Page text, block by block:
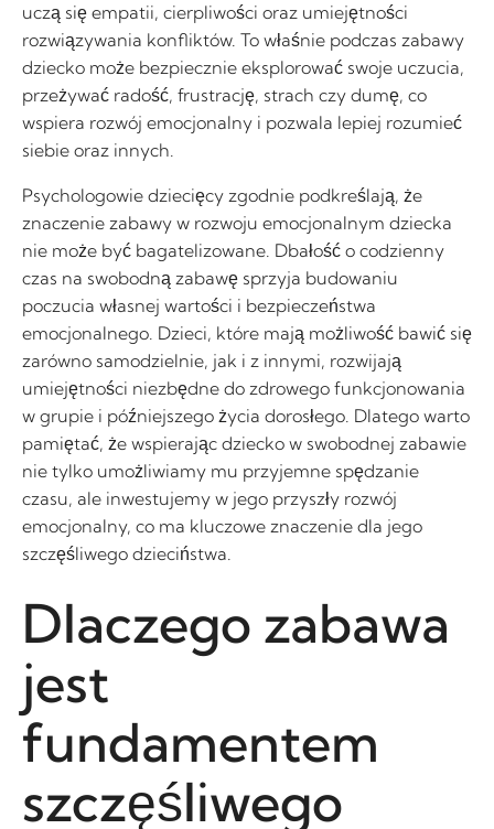
uczą się empatii, cierpliwości oraz umiejętności
rozwiązywania konfliktów. To właśnie podczas zabawy
dziecko może bezpiecznie eksplorować swoje uczucia,
przeżywać radość, frustrację, strach czy dumę, co
wspiera rozwój emocjonalny i pozwala lepiej rozumieć
siebie oraz innych.
Psychologowie dziecięcy zgodnie podkreślają, że
znaczenie zabawy w rozwoju emocjonalnym dziecka
nie może być bagatelizowane. Dbałość o codzienny
czas na swobodną zabawę sprzyja budowaniu
poczucia własnej wartości i bezpieczeństwa
emocjonalnego. Dzieci, które mają możliwość bawić się
zarówno samodzielnie, jak i z innymi, rozwijają
umiejętności niezbędne do zdrowego funkcjonowania
w grupie i późniejszego życia dorosłego. Dlatego warto
pamiętać, że wspierając dziecko w swobodnej zabawie
nie tylko umożliwiamy mu przyjemne spędzanie
czasu, ale inwestujemy w jego przyszły rozwój
emocjonalny, co ma kluczowe znaczenie dla jego
szczęśliwego dzieciństwa.
Dlaczego zabawa
jest
fundamentem
szczęśliwego